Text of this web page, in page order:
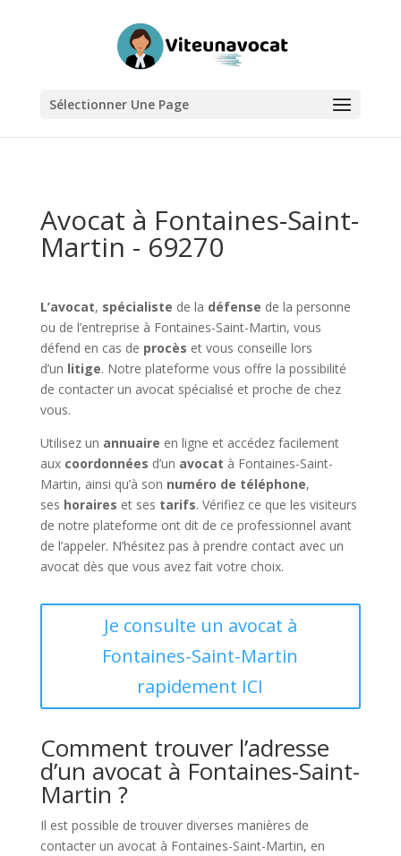
Sélectionner Une Page
Avocat à Fontaines-Saint-
Martin - 69270
L’avocat, spécialiste de la défense de la personne
ou de l’entreprise à Fontaines-Saint-Martin, vous
défend en cas de procès et vous conseille lors
d’un litige. Notre plateforme vous offre la possibilité
de contacter un avocat spécialisé et proche de chez
vous.
Utilisez un annuaire en ligne et accédez facilement
aux coordonnées d’un avocat à Fontaines-Saint-
Martin, ainsi qu’à son numéro de téléphone,
ses horaires et ses tarifs. Vérifiez ce que les visiteurs
de notre plateforme ont dit de ce professionnel avant
de l’appeler. N’hésitez pas à prendre contact avec un
avocat dès que vous avez fait votre choix.
Je consulte un avocat à
Fontaines-Saint-Martin
rapidement ICI
Comment trouver l’adresse
d’un avocat à Fontaines-Saint-
Martin ?
Il est possible de trouver diverses manières de
contacter un avocat à Fontaines-Saint-Martin, en